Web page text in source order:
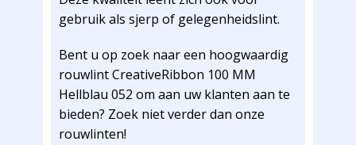
gebruik als sjerp of gelegenheidslint.
Bent u op zoek naar een hoogwaardig
rouwlint CreativeRibbon 100 MM
Hellblau 052 om aan uw klanten aan te
bieden? Zoek niet verder dan onze
rouwlinten!